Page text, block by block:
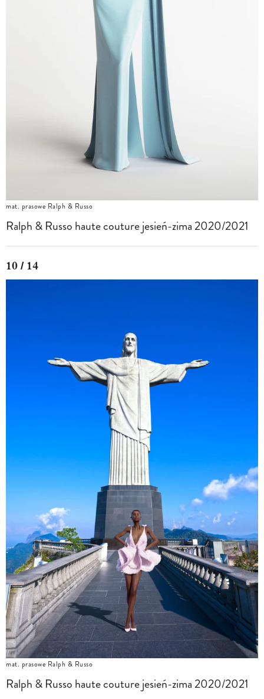
mat. prasowe Ralph & Russo
Ralph & Russo haute couture jesień-zima 2020/2021
10 / 14
mat. prasowe Ralph & Russo
Ralph & Russo haute couture jesień-zima 2020/2021